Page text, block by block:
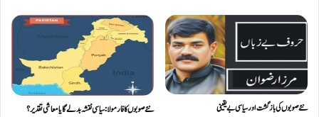
نئے صوبوں کی بازگشت اور سیاسی بے یقینی نئے صوبوں کا فارمولا: سیاسی نقشہ بدلے گا یا معاشی تقدیر؟